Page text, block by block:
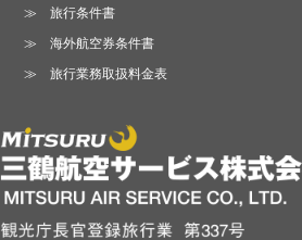
旅行条件書
海外航空券条件書
旅行業務取扱料金表